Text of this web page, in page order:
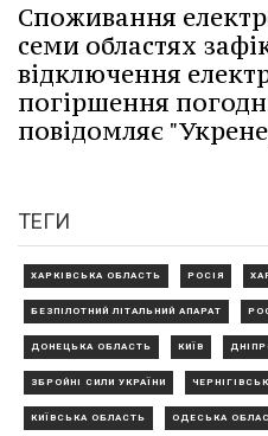
Споживання
семи областях
відключення
погіршення
повідомляє
ТЕГИ
ХАРКІВСЬКА ОБЛАСТЬ РОСІЯ
БЕЗПІЛОТНИЙ ЛІТАЛЬНИЙ АПАРАТ
ДОНЕЦЬКА ОБЛАСТЬ КИЇВ
ЗБРОЙНІ СИЛИ УКРАЇНИ
КИЇВСЬКА ОБЛАСТЬ ОДЕСЬКА